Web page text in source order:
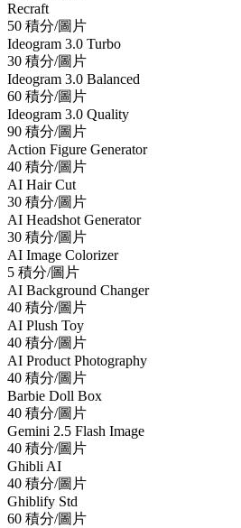
Recraft
50 積分/圖片
Ideogram 3.0 Turbo
30 積分/圖片
Ideogram 3.0 Balanced
60 積分/圖片
Ideogram 3.0 Quality
90 積分/圖片
Action Figure Generator
40 積分/圖片
AI Hair Cut
30 積分/圖片
AI Headshot Generator
30 積分/圖片
AI Image Colorizer
5 積分/圖片
AI Background Changer
40 積分/圖片
AI Plush Toy
40 積分/圖片
AI Product Photography
40 積分/圖片
Barbie Doll Box
40 積分/圖片
Gemini 2.5 Flash Image
40 積分/圖片
Ghibli AI
40 積分/圖片
Ghiblify Std
60 積分/圖片